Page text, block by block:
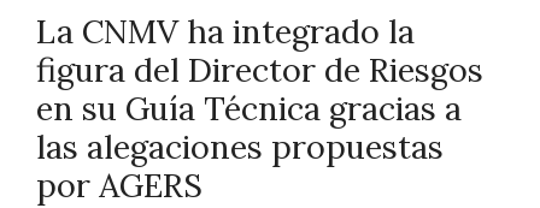
La CNMV ha integrado la
figura del Director de Riesgos
en su Guía Técnica gracias a
las alegaciones propuestas
por AGERS